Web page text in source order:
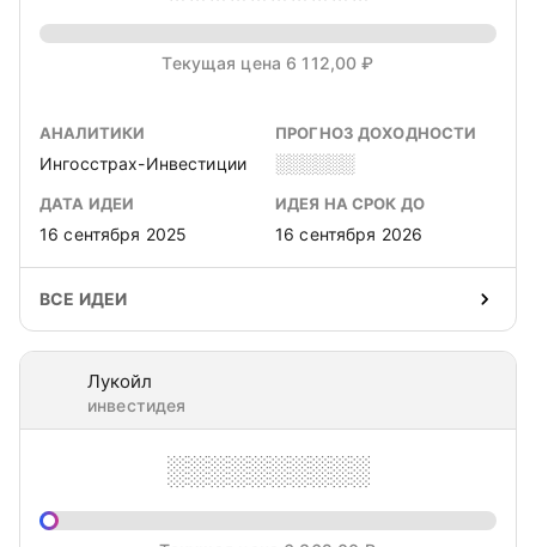
Текущая цена 6 112,00 ₽
АНАЛИТИКИ
Ингосстрах-Инвестиции
ПРОГНОЗ ДОХОДНОСТИ
░░░░░░
ДАТА ИДЕИ
16 сентября 2025
ИДЕЯ НА СРОК ДО
16 сентября 2026
ВСЕ ИДЕИ
Лукойл
инвестидея
░░░░░░░░░░